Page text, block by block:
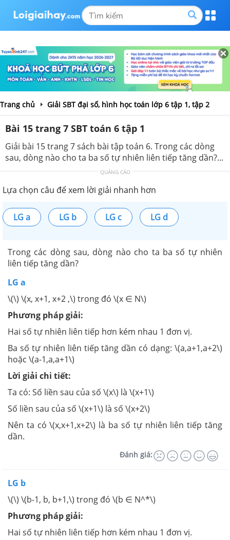
Trang chủ Giải SBT đại số, hình học toán lớp 6 tập 1, tập 2
Bài 15 trang 7 SBT toán 6 tập 1
Giải bài 15 trang 7 sách bài tập toán 6. Trong các dòng
sau, dòng nào cho ta ba số tự nhiên liên tiếp tăng dần?...
QUẢNG CÁO
Lựa chọn câu để xem lời giải nhanh hơn
LG a LG b LG c LG d
Trong các dòng sau, dòng nào cho ta ba số tự nhiên
liên tiếp tăng dần?
LG a
\(\) \(x, x+1, x+2 ,\) trong đó \(x ∈ N\)
Phương pháp giải:
Hai số tự nhiên liên tiếp hơn kém nhau 1 đơn vị.
Ba số tự nhiên liên tiếp tăng dần có dạng: \(a,a+1,a+2\)
hoặc \(a-1,a,a+1\)
Lời giải chi tiết:
Ta có: Số liền sau của số \(x\) là \(x+1\)
Số liền sau của số \(x+1\) là số \(x+2\)
Nên ta có \(x,x+1,x+2\) là ba số tự nhiên liên tiếp tăng
dần.
Đánh giá:
LG b
\(\) \(b-1, b, b+1,\) trong đó \(b ∈ N^*\)
Phương pháp giải:
Hai số tự nhiên liên tiếp hơn kém nhau 1 đơn vị.